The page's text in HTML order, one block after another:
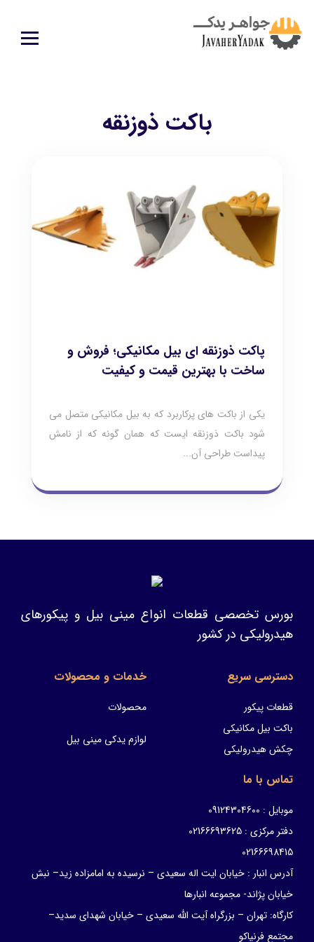
باکت ذوزنقه
پاکت ذوزنقه ای بیل مکانیکی؛ فروش و
ساخت با بهترین قیمت و کیفیت
یکی از باکت های پرکاربرد که به بیل مکانیکی متصل می
شود باکت ذوزنقه ایست که همان گونه که از نامش
پیداست طراحی آن...
بورس تخصصی قطعات انواع مینی بیل و پیکورهای
هیدرولیکی در کشور
دسترسی سریع
قطعات پیکور
باکت بیل مکانیکی
چکش هیدرولیکی
خدمات و محصولات
محصولات
لوازم یدکی مینی بیل
تماس با ما
موبایل : 09124304600
دفتر مرکزی : 02166693625
02166698415
آدرس انبار : خیابان ایت اله سعیدی – نرسیده به امامزاده زید– نبش
خیابان پژاند- مجموعه انبارها
کارگاه: تهران – بزرگراه آیت الله سعیدی – خیابان شهدای سدید–
مجتمع فرنیاکو